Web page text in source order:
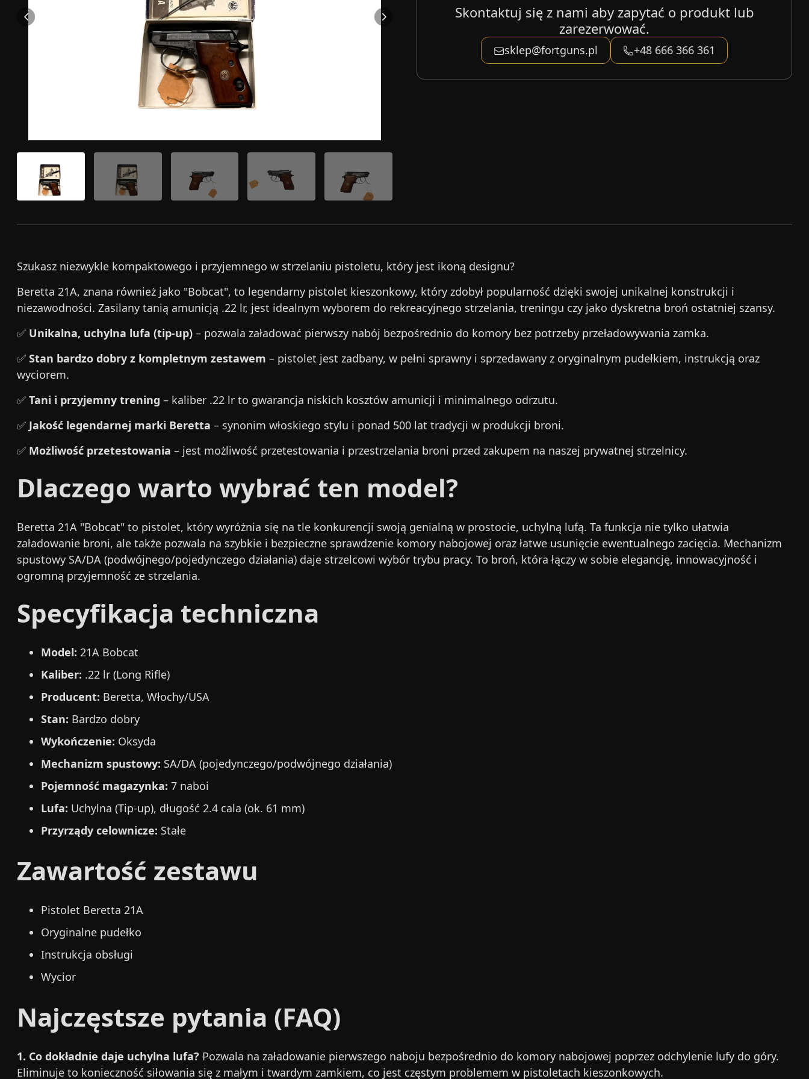
Skontaktuj się z nami aby zapytać o produkt lub
zarezerwować.
sklep@fortguns.pl +48 666 366 361
Szukasz niezwykle kompaktowego i przyjemnego w strzelaniu pistoletu, który jest ikoną designu?
Beretta 21A, znana również jako "Bobcat", to legendarny pistolet kieszonkowy, który zdobył popularność dzięki swojej unikalnej konstrukcji i
niezawodności. Zasilany tanią amunicją .22 lr, jest idealnym wyborem do rekreacyjnego strzelania, treningu czy jako dyskretna broń ostatniej szansy.
✅ Unikalna, uchylna lufa (tip-up) – pozwala załadować pierwszy nabój bezpośrednio do komory bez potrzeby przeładowywania zamka.
✅ Stan bardzo dobry z kompletnym zestawem – pistolet jest zadbany, w pełni sprawny i sprzedawany z oryginalnym pudełkiem, instrukcją oraz
wyciorem.
✅ Tani i przyjemny trening – kaliber .22 lr to gwarancja niskich kosztów amunicji i minimalnego odrzutu.
✅ Jakość legendarnej marki Beretta – synonim włoskiego stylu i ponad 500 lat tradycji w produkcji broni.
✅ Możliwość przetestowania – jest możliwość przetestowania i przestrzelania broni przed zakupem na naszej prywatnej strzelnicy.
Dlaczego warto wybrać ten model?
Beretta 21A "Bobcat" to pistolet, który wyróżnia się na tle konkurencji swoją genialną w prostocie, uchylną lufą. Ta funkcja nie tylko ułatwia
załadowanie broni, ale także pozwala na szybkie i bezpieczne sprawdzenie komory nabojowej oraz łatwe usunięcie ewentualnego zacięcia. Mechanizm
spustowy SA/DA (podwójnego/pojedynczego działania) daje strzelcowi wybór trybu pracy. To broń, która łączy w sobie elegancję, innowacyjność i
ogromną przyjemność ze strzelania.
Specyfikacja techniczna
Model: 21A Bobcat
Kaliber: .22 lr (Long Rifle)
Producent: Beretta, Włochy/USA
Stan: Bardzo dobry
Wykończenie: Oksyda
Mechanizm spustowy: SA/DA (pojedynczego/podwójnego działania)
Pojemność magazynka: 7 naboi
Lufa: Uchylna (Tip-up), długość 2.4 cala (ok. 61 mm)
Przyrządy celownicze: Stałe
Zawartość zestawu
Pistolet Beretta 21A
Oryginalne pudełko
Instrukcja obsługi
Wycior
Najczęstsze pytania (FAQ)
1. Co dokładnie daje uchylna lufa? Pozwala na załadowanie pierwszego naboju bezpośrednio do komory nabojowej poprzez odchylenie lufy do góry.
Eliminuje to konieczność siłowania się z małym i twardym zamkiem, co jest częstym problemem w pistoletach kieszonkowych.